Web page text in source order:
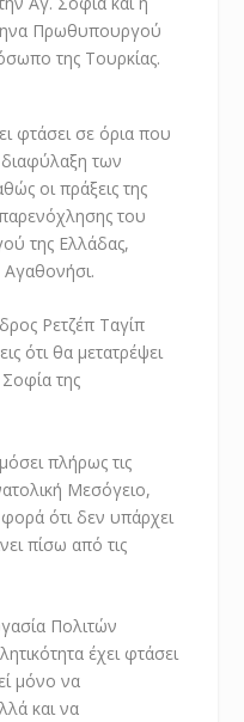
φτάσει σε όρια που
των
οι πράξεις της
του
της Ελλάδας,
Ρετζέπ Ταγίπ
ότι θα μετατρέψει
της
πλήρως τις
Μεσόγειο,
ότι δεν υπάρχει
πίσω από τις
Πολιτών
έχει φτάσει
μόνο να
και να